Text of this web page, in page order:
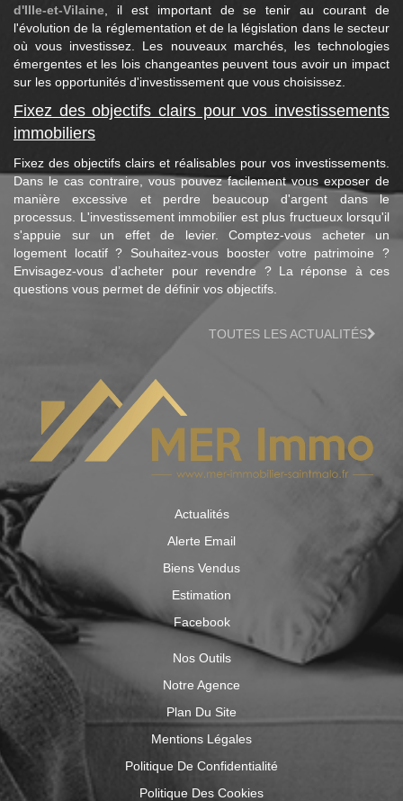
d'Ille-et-Vilaine , il est important de se tenir au courant de
l'évolution de la réglementation et de la législation dans le secteur
où vous investissez. Les nouveaux marchés, les technologies
émergentes et les lois changeantes peuvent tous avoir un impact
sur les opportunités d'investissement que vous choisissez.
Fixez des objectifs clairs pour vos investissements
immobiliers
Fixez des objectifs clairs et réalisables pour vos investissements.
Dans le cas contraire, vous pouvez facilement vous exposer de
manière excessive et perdre beaucoup d'argent dans le
processus. L'investissement immobilier est plus fructueux lorsqu'il
s'appuie sur un effet de levier. Comptez-vous acheter un
logement locatif ? Souhaitez-vous booster votre patrimoine ?
Envisagez-vous d’acheter pour revendre ? La réponse à ces
questions vous permet de définir vos objectifs.
TOUTES LES ACTUALITÉS
Actualités
Alerte Email
Biens Vendus
Estimation
Facebook
Nos Outils
Notre Agence
Plan Du Site
Mentions Légales
Politique De Confidentialité
Politique Des Cookies